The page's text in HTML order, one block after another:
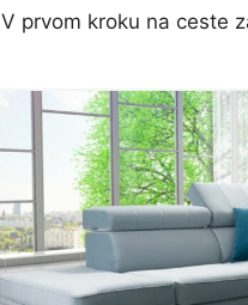
V prvom kroku na ceste